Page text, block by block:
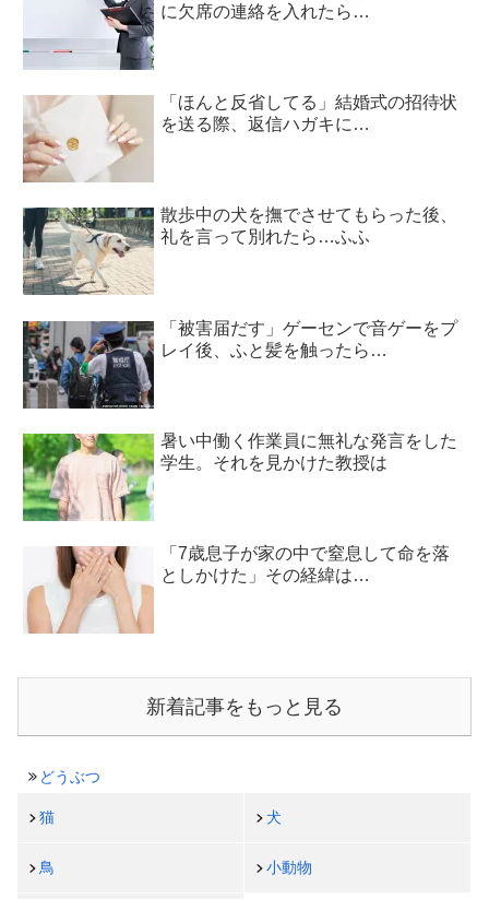
に欠席の連絡を入れたら…
「ほんと反省してる」結婚式の招待状
を送る際、返信ハガキに…
散歩中の犬を撫でさせてもらった後、
礼を言って別れたら…ふふ
「被害届だす」ゲーセンで音ゲーをプ
レイ後、ふと髪を触ったら…
暑い中働く作業員に無礼な発言をした
学生。それを見かけた教授は
「7歳息子が家の中で窒息して命を落
としかけた」その経緯は…
新着記事をもっと見る
どうぶつ
猫 犬
鳥 小動物